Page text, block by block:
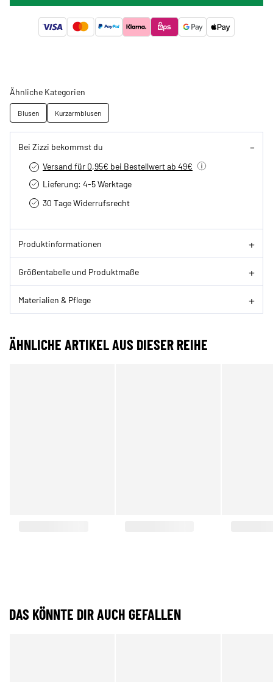
Ähnliche Kategorien
Blusen Kurzarmblusen
Bei Zizzi bekommst du
Versand für 0,95€ bei Bestellwert ab 49€
Lieferung: 4-5 Werktage
30 Tage Widerrufsrecht
Produktinformationen
Größentabelle und Produktmaße
Materialien & Pflege
ÄHNLICHE ARTIKEL AUS DIESER REIHE
DAS KÖNNTE DIR AUCH GEFALLEN